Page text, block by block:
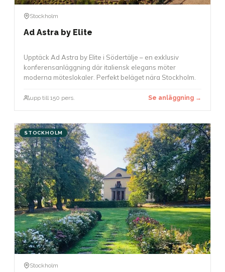
Stockholm
Ad Astra by Elite
Upptäck Ad Astra by Elite i Södertälje – en exklusiv
konferensanläggning där italiensk elegans möter
moderna möteslokaler. Perfekt beläget nära Stockholm.
upp till 150 pers. Se anläggning →
STOCKHOLM
Stockholm